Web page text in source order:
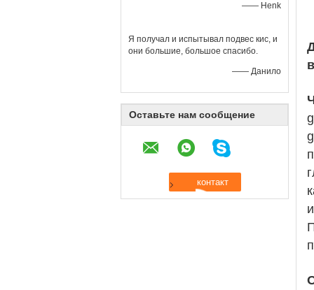
—— Henk
Я получал и испытывал подвес кис, и
они большие, большое спасибо.
—— Данило
Оставьте нам сообщение